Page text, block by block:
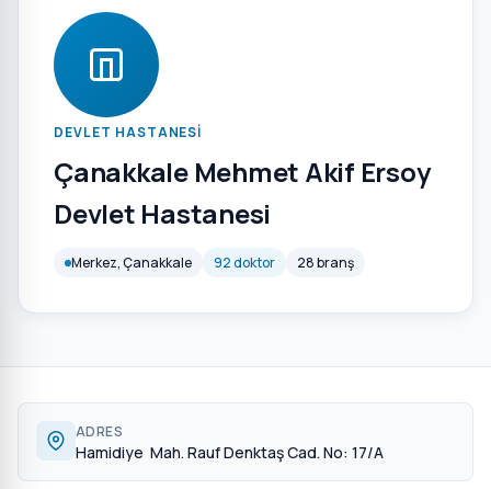
DEVLET HASTANESI
Çanakkale Mehmet Akif Ersoy
Devlet Hastanesi
Merkez, Çanakkale 92 doktor 28 branş
ADRES
Hamidiye Mah. Rauf Denktaş Cad. No: 17/A